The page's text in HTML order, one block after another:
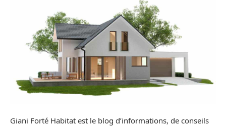
Giani Forté Habitat est le blog d’informations, de conseils